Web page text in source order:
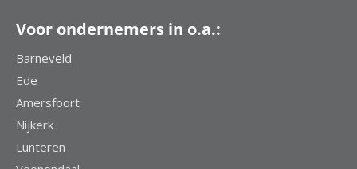
Voor ondernemers in o.a.:
Barneveld
Ede
Amersfoort
Nijkerk
Lunteren